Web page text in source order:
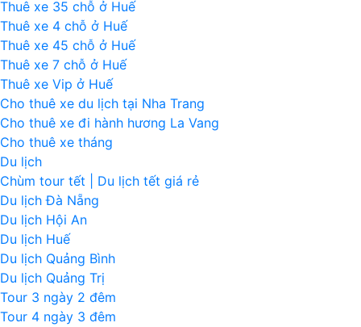
Thuê xe 35 chỗ ở Huế
Thuê xe 4 chỗ ở Huế
Thuê xe 45 chỗ ở Huế
Thuê xe 7 chỗ ở Huế
Thuê xe Vip ở Huế
Cho thuê xe du lịch tại Nha Trang
Cho thuê xe đi hành hương La Vang
Cho thuê xe tháng
Du lịch
Chùm tour tết | Du lịch tết giá rẻ
Du lịch Đà Nẵng
Du lịch Hội An
Du lịch Huế
Du lịch Quảng Bình
Du lịch Quảng Trị
Tour 3 ngày 2 đêm
Tour 4 ngày 3 đêm